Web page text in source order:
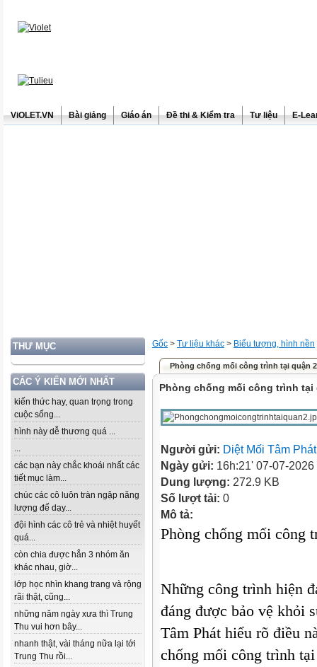
ViOLET.VN Bài giảng Giáo án Đề thi & Kiểm tra Tư liệu E-
THƯ MỤC
CÁC Ý KIẾN MỚI NHẤT
kiến thức hay, quan trọng trong
cuộc sống...
hình này dễ thương quá ...
...
các bạn này chắc khoái nhất các
tiết mục làm...
chúc các cô luôn tràn ngập năng
lượng để dạy...
đội hình các cô trẻ và nhiệt huyết
quá...
còn chia được hẳn 3 nhóm ăn
khác nhau, giờ...
lớp học nhìn khang trang và rộng
rãi thật, cũng...
những năm ngày xưa thì Trung
Thu vui hơn bây...
nhanh thật, vài tháng nữa lại tới
Trung Thu rồi...
Gốc > Tư liệu khác > Biểu tượng, hình nền
Phòng chống mối công trình tại quận
Phòng chống mối công trình
Người gửi: Diệt Mối Tâm Phát
Ngày gửi: 16h:21' 07-07-2026
Dung lượng: 272.9 KB
Số lượt tải: 0
Mô tả:
Phòng chống mối công
Những công trình hiện
đáng được bảo vệ khỏi
Tâm Phát hiểu rõ điều
chống mối công trình